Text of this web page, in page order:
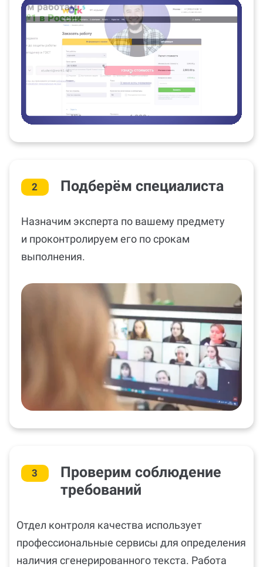
2 Подберём специалиста
Назначим эксперта по вашему предмету
и проконтролируем его по срокам
выполнения.
3
Проверим соблюдение
требований
Отдел контроля качества использует
профессиональные сервисы для определения
наличия сгенерированного текста. Работа